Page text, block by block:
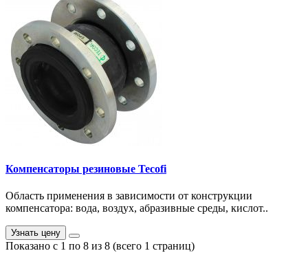
Компенсаторы резиновые Tecofi
Область применения в зависимости от конструкции
компенсатора: вода, воздух, абразивные среды, кислот..
Узнать цену
Показано с 1 по 8 из 8 (всего 1 страниц)